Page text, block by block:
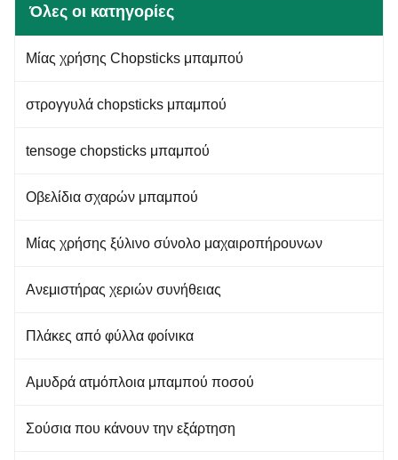
biodegradable bulk birch wood
spoon/forks/knives disposable
wooden cutlery Specification
Product name Top Quality
Disposable Wooden Spoon
160mm Material 100% High
Quality Birch Wood
Disposable, Stocked,
Customized,High quality
Engraved logo acceptable
Όλες οι κατηγορίες
Μίας χρήσης Chopsticks μπαμπού
στρογγυλά chopsticks μπαμπού
tensoge chopsticks μπαμπού
Οβελίδια σχαρών μπαμπού
Μίας χρήσης ξύλινο σύνολο μαχαιροπήρουνων
Ανεμιστήρας χεριών συνήθειας
Πλάκες από φύλλα φοίνικα
Αμυδρά ατμόπλοια μπαμπού ποσού
Σούσια που κάνουν την εξάρτηση